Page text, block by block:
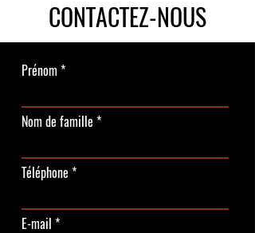
CONTACTEZ-NOUS
Prénom
Nom de famille
Téléphone
E-mail